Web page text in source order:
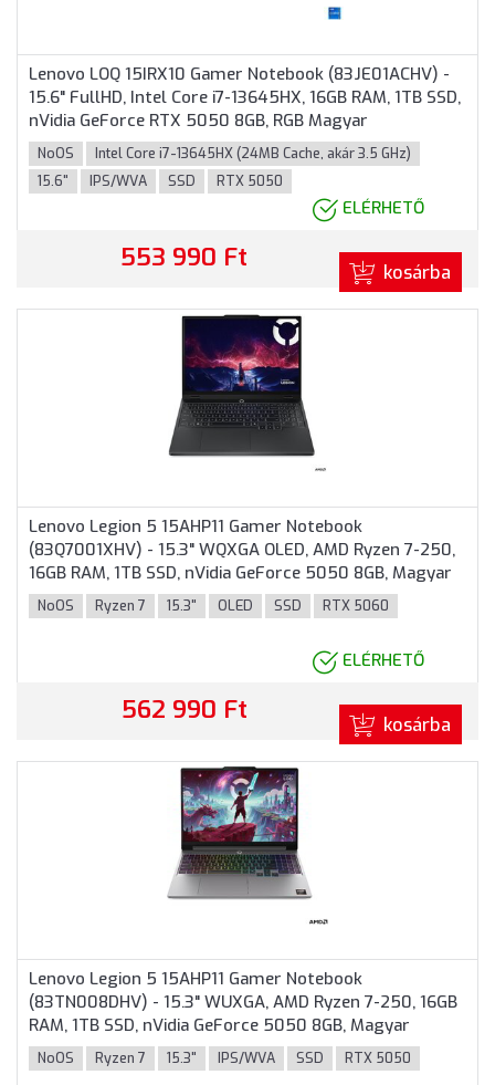
Lenovo LOQ 15IRX10 Gamer Notebook (83JE01ACHV) -
15.6" FullHD, Intel Core i7-13645HX, 16GB RAM, 1TB SSD,
nVidia GeForce RTX 5050 8GB, RGB Magyar
billentyűzet, Operációs rendszer nélkül, 3 év garancia,
Szürke színben
NoOS
Intel Core i7-13645HX (24MB Cache, akár 3.5 GHz)
15.6"
IPS/WVA SSD RTX 5050
ELÉRHETŐ
553 990 Ft kosárba
Lenovo Legion 5 15AHP11 Gamer Notebook
(83Q7001XHV) - 15.3" WQXGA OLED, AMD Ryzen 7-250,
16GB RAM, 1TB SSD, nVidia GeForce 5050 8GB, Magyar
billentyűzet, Operációs rendszer nélkül, 3 év garancia,
Fekete színben
NoOS Ryzen 7 15.3" OLED SSD RTX 5060
ELÉRHETŐ
562 990 Ft kosárba
Lenovo Legion 5 15AHP11 Gamer Notebook
(83TN008DHV) - 15.3" WUXGA, AMD Ryzen 7-250, 16GB
RAM, 1TB SSD, nVidia GeForce 5050 8GB, Magyar
billentyűzet, Operációs rendszer nélkül, 3 év garancia,
Szürke színben
NoOS Ryzen 7 15.3" IPS/WVA SSD RTX 5050